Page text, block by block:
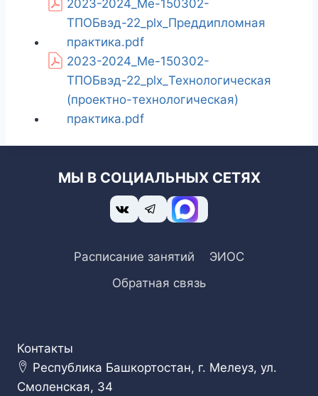
2023-2024_Ме-150302-
ТПОБвэд-22_plx_Преддипломная
практика.pdf
2023-2024_Ме-150302-
ТПОБвэд-22_plx_Технологическая
(проектно-технологическая)
практика.pdf
МЫ В СОЦИАЛЬНЫХ СЕТЯХ
Расписание занятий
ЭИОС
Обратная связь
Контакты
Республика Башкортостан, г. Мелеуз, ул.
Смоленская, 34